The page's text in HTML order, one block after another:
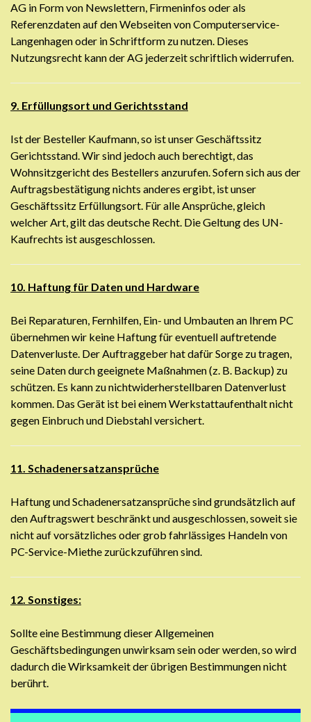
AG in Form von Newslettern, Firmeninfos oder als
Referenzdaten auf den Webseiten von Computerservice-
Langenhagen oder in Schriftform zu nutzen. Dieses
Nutzungsrecht kann der AG jederzeit schriftlich widerrufen.
9. Erfüllungsort und Gerichtsstand
Ist der Besteller Kaufmann, so ist unser Geschäftssitz
Gerichtsstand. Wir sind jedoch auch berechtigt, das
Wohnsitzgericht des Bestellers anzurufen. Sofern sich aus der
Auftragsbestätigung nichts anderes ergibt, ist unser
Geschäftssitz Erfüllungsort. Für alle Ansprüche, gleich
welcher Art, gilt das deutsche Recht. Die Geltung des UN-
Kaufrechts ist ausgeschlossen.
10. Haftung für Daten und Hardware
Bei Reparaturen, Fernhilfen, Ein- und Umbauten an Ihrem PC
übernehmen wir keine Haftung für eventuell auftretende
Datenverluste. Der Auftraggeber hat dafür Sorge zu tragen,
seine Daten durch geeignete Maßnahmen (z. B. Backup) zu
schützen. Es kann zu nichtwiderherstellbaren Datenverlust
kommen. Das Gerät ist bei einem Werkstattaufenthalt nicht
gegen Einbruch und Diebstahl versichert.
11. Schadenersatzansprüche
Haftung und Schadenersatzansprüche sind grundsätzlich auf
den Auftragswert beschränkt und ausgeschlossen, soweit sie
nicht auf vorsätzliches oder grob fahrlässiges Handeln von
PC-Service-Miethe zurückzuführen sind.
12. Sonstiges:
Sollte eine Bestimmung dieser Allgemeinen
Geschäftsbedingungen unwirksam sein oder werden, so wird
dadurch die Wirksamkeit der übrigen Bestimmungen nicht
berührt.